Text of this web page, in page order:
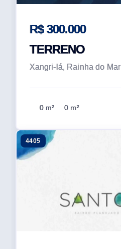
R$ 300.000
TERRENO
Xangri-lá, Rainha do Mar
0 m² 0 m²
4405